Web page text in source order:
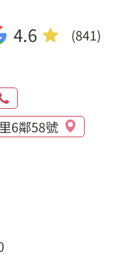
4.6 (841)
6鄰58號